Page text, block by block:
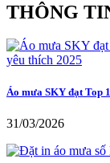
THÔNG
Áo mưa SKY đạt Top
31/03/2026